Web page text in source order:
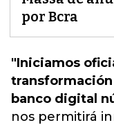
por Bcra
"Iniciamos
transformación
banco digital
nos permitirá